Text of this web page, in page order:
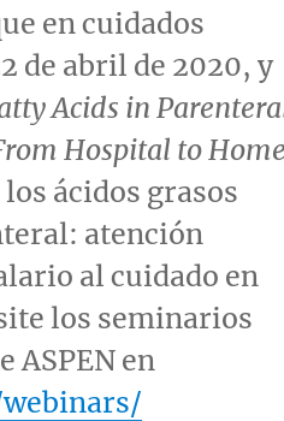
en cuidados
de abril de 2020, y
Acids in
Hospital to
ácidos grasos
atención
al cuidado en
los seminarios
ASPENen